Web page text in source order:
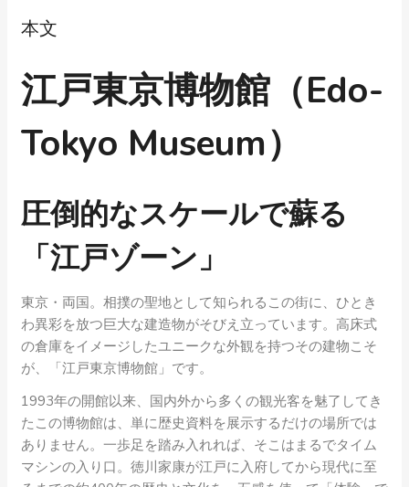
本文
江戸東京博物館（Edo-
Tokyo Museum）
圧倒的なスケールで蘇る
「江戸ゾーン」
東京・両国。相撲の聖地として知られるこの街に、ひとき
わ異彩を放つ巨大な建造物がそびえ立っています。高床式
の倉庫をイメージしたユニークな外観を持つその建物こそ
が、「江戸東京博物館」です。
1993年の開館以来、国内外から多くの観光客を魅了してき
たこの博物館は、単に歴史資料を展示するだけの場所では
ありません。一歩足を踏み入れれば、そこはまるでタイム
マシンの入り口。徳川家康が江戸に入府してから現代に至